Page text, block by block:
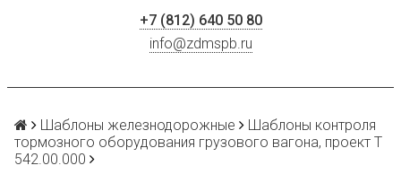
+7 (812) 640 50 80
info@zdmspb.ru
Шаблоны железнодорожные
Шаблоны контроля
тормозного оборудования грузового вагона, проект Т
542.00.000